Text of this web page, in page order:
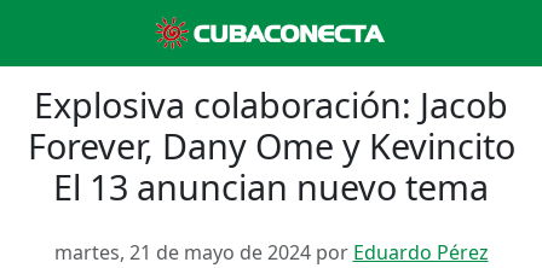
Explosiva colaboración: Jacob
Forever, Dany Ome y Kevincito
El 13 anuncian nuevo tema
martes, 21 de mayo de 2024 por Eduardo Pérez